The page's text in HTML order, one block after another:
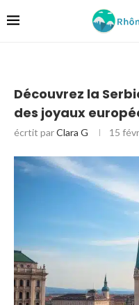
Découvrez la
des joyaux
écrtit parClara G 15